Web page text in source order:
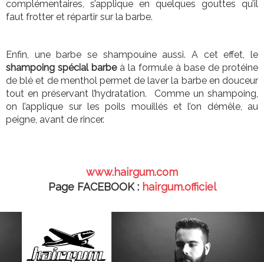
complémentaires, s’applique en quelques gouttes qu’il
faut frotter et répartir sur la barbe.
Enfin, une barbe se shampouine aussi. A cet effet, le
shampoing spécial barbeà la formule à base de protéine
de blé et de menthol permet de laver la barbe en douceur
tout en préservant l’hydratation. Comme un shampoing,
on l’applique sur les poils mouillés et l’on démêle, au
peigne, avant de rincer.
www.hairgum.com
Page FACEBOOK : hairgum.officiel